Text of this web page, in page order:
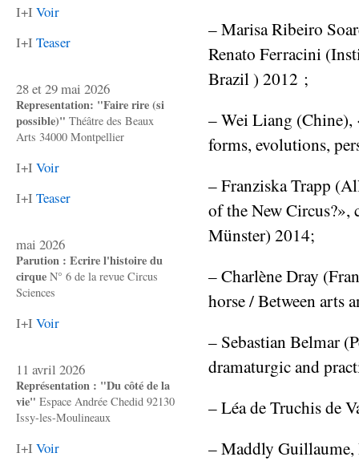
I+I Voir
I+I Teaser
28 et 29 mai 2026
Representation: "Faire rire (si
possible)" Théâtre des Beaux
Arts 34000 Montpellier
I+I Voir
I+I Teaser
mai 2026
Parution : Ecrire l'histoire du
cirque N° 6 de la revue Circus
Sciences
I+I Voir
11 avril 2026
Représentation : "Du côté de la
vie" Espace Andrée Chedid 92130
Issy-les-Moulineaux
I+I Voir
– Marisa Ribeiro
Renato Ferracini
Brazil ) 2012 ;
– Wei Liang (Chine),
forms, evolutions,
– Franziska Trapp
of the New
Münster) 2014;
– Charlène Dray
horse / Between arts
– Sebastian Belmar
dramaturgic and
– Léa de Truchis de
– Maddly Guillaume,